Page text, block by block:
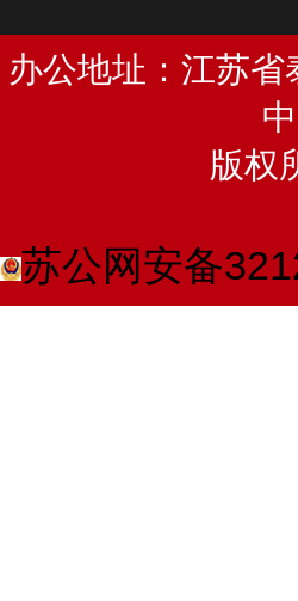
办公地址：江苏
版权
苏公网安备